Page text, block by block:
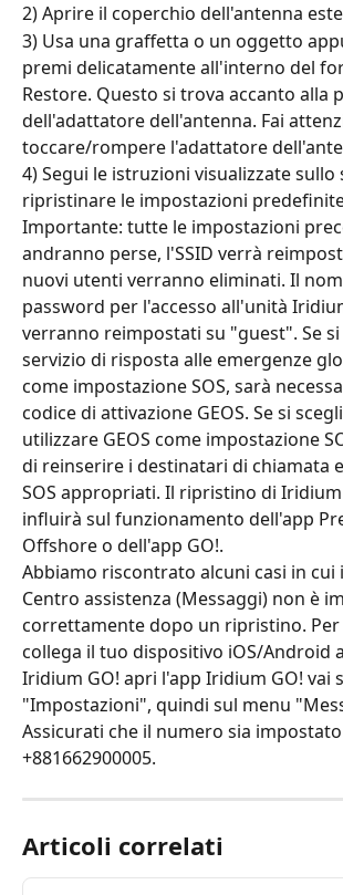
2) Aprire il coperchio dell'antenna
3) Usa una graffetta o un oggetto
premi delicatamente all'interno del
Restore. Questo si trova accanto alla
dell'adattatore dell'antenna. Fai
toccare/rompere l'adattatore
4) Segui le istruzioni visualizzate
ripristinare le impostazioni
Importante: tutte le impostazioni
andranno perse, l'SSID verrà
nuovi utenti verranno eliminati. Il
password per l'accesso all'unità
verranno reimpostati su "guest". Se
servizio di risposta alle emergenze
come impostazione SOS, sarà
codice di attivazione GEOS. Se si
utilizzare GEOS come impostazione
di reinserire i destinatari di chiamata
SOS appropriati. Il ripristino di
influirà sul funzionamento dell'app
Offshore o dell'app GO!.
Abbiamo riscontrato alcuni casi in cui
Centro assistenza (Messaggi) non è
correttamente dopo un ripristino.
collega il tuo dispositivo iOS/Android
Iridium GO! apri l'app Iridium GO! vai
"Impostazioni", quindi sul menu
Assicurati che il numero sia
+881662900005.
Articoli correlati